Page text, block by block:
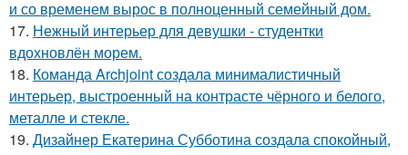
и со временем вырос в полноценный семейный дом.
17. Нежный интерьер для девушки - студентки
вдохновлён морем.
18. Команда Archjoint создала минималистичный
интерьер, выстроенный на контрасте чёрного и белого,
металле и стекле.
19. Дизайнер Екатерина Субботина создала спокойный,